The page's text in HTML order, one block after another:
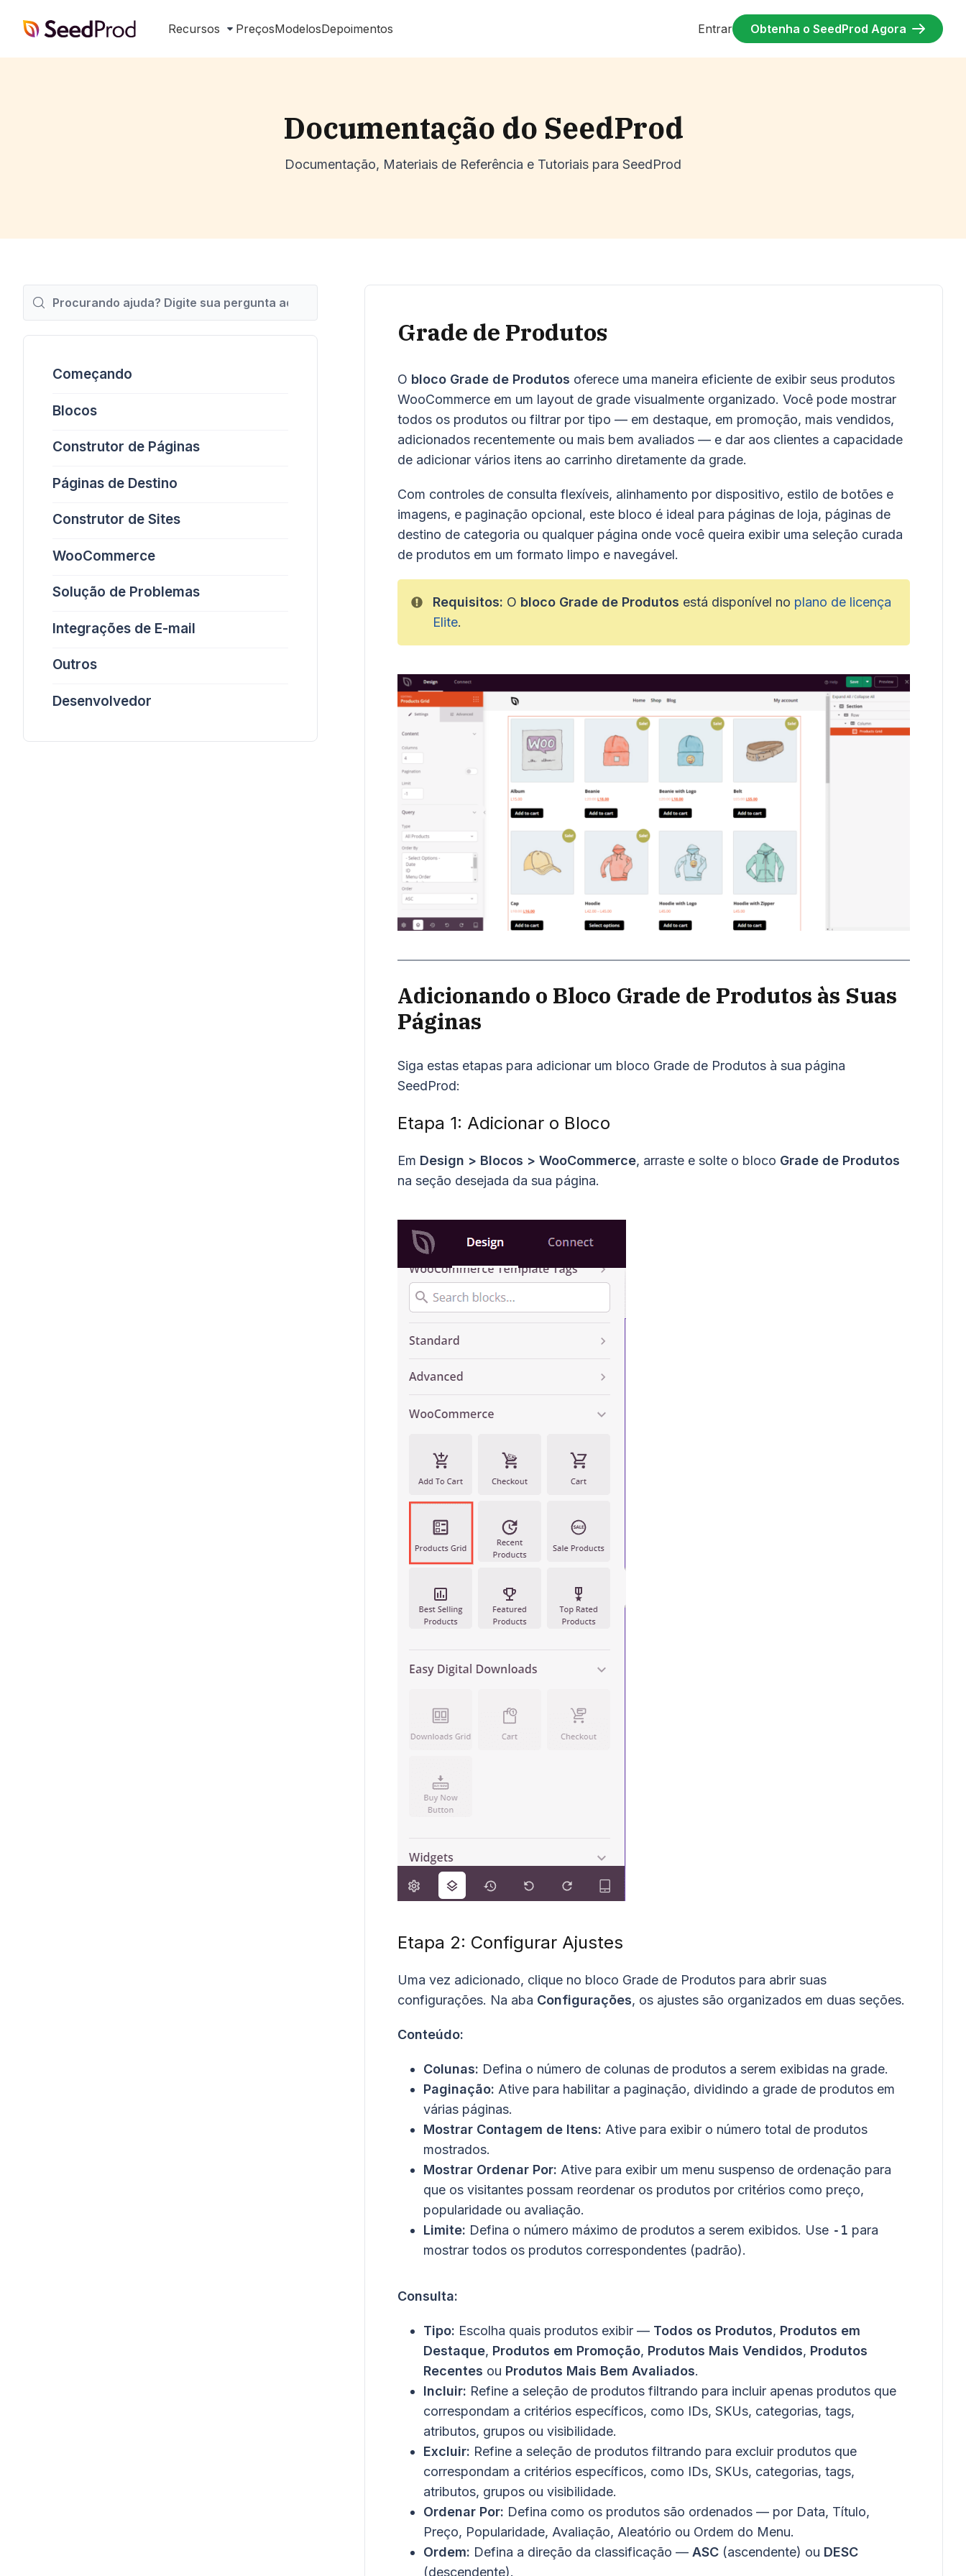
SeedProd Recursos PreçosModelosDepoimentos Entrar Obtenha o SeedProd Agora
Documentação do SeedProd
Documentação, Materiais de Referência e Tutoriais para SeedProd
Grade de Produtos
O bloco Grade de Produtos oferece uma maneira eficiente de exibir seus produtos
WooCommerce em um layout de grade visualmente organizado. Você pode mostrar
todos os produtos ou filtrar por tipo — em destaque, em promoção, mais vendidos,
adicionados recentemente ou mais bem avaliados — e dar aos clientes a capacidade
de adicionar vários itens ao carrinho diretamente da grade.
Com controles de consulta flexíveis, alinhamento por dispositivo, estilo de botões e
imagens, e paginação opcional, este bloco é ideal para páginas de loja, páginas de
destino de categoria ou qualquer página onde você queira exibir uma seleção curada
de produtos em um formato limpo e navegável.
Requisitos: O bloco Grade de Produtos está disponível no plano de licença
Elite.
Adicionando o Bloco Grade de Produtos às Suas
Páginas
Siga estas etapas para adicionar um bloco Grade de Produtos à sua página
SeedProd:
Etapa 1: Adicionar o Bloco
Em Design > Blocos > WooCommerce, arraste e solte o bloco Grade de Produtos
na seção desejada da sua página.
Etapa 2: Configurar Ajustes
Uma vez adicionado, clique no bloco Grade de Produtos para abrir suas
configurações. Na aba Configurações, os ajustes são organizados em duas seções.
Conteúdo:
Colunas: Defina o número de colunas de produtos a serem exibidas na grade.
Paginação: Ative para habilitar a paginação, dividindo a grade de produtos em
várias páginas.
Mostrar Contagem de Itens: Ative para exibir o número total de produtos
mostrados.
Mostrar Ordenar Por: Ative para exibir um menu suspenso de ordenação para
que os visitantes possam reordenar os produtos por critérios como preço,
popularidade ou avaliação.
Limite: Defina o número máximo de produtos a serem exibidos. Use -1 para
mostrar todos os produtos correspondentes (padrão).
Consulta:
Tipo: Escolha quais produtos exibir — Todos os Produtos, Produtos em
Destaque, Produtos em Promoção, Produtos Mais Vendidos, Produtos
Recentes ou Produtos Mais Bem Avaliados.
Incluir: Refine a seleção de produtos filtrando para incluir apenas produtos que
correspondam a critérios específicos, como IDs, SKUs, categorias, tags,
atributos, grupos ou visibilidade.
Excluir: Refine a seleção de produtos filtrando para excluir produtos que
correspondam a critérios específicos, como IDs, SKUs, categorias, tags,
atributos, grupos ou visibilidade.
Ordenar Por: Defina como os produtos são ordenados — por Data, Título,
Preço, Popularidade, Avaliação, Aleatório ou Ordem do Menu.
Ordem: Defina a direção da classificação — ASC(ascendente) ou DESC
(descendente).
Por
Começando
Blocos
Construtor de Páginas
Páginas de Destino
Construtor de Sites
WooCommerce
Solução de Problemas
Integrações de E-mail
Outros
Desenvolvedor